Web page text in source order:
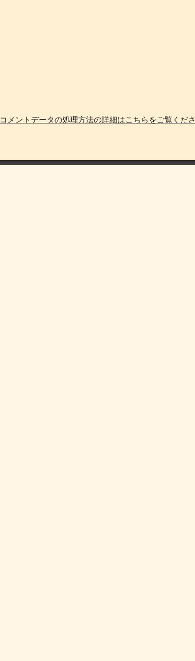
コメントデータの処理方法の詳細はこちらをご覧くださ